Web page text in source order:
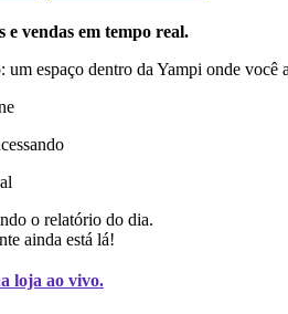
e vendas em tempo real.
: um espaço dentro da Yampi onde você
o relatório do dia.
ainda está lá!
loja ao vivo.